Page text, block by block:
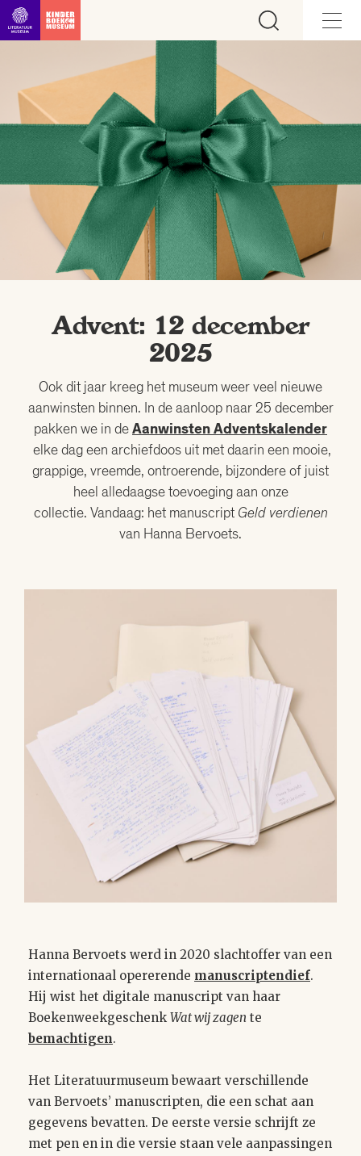
Ga direct naar inhoud
Advent: 12 december
2025
Ook dit jaar kreeg het museum weer veel nieuwe
aanwinsten binnen. In de aanloop naar 25 december
pakken we in deAanwinsten Adventskalender
elke dag een archiefdoos uit met daarin een mooie,
grappige, vreemde, ontroerende, bijzondere of juist
heel alledaagse toevoeging aan onze
collectie. Vandaag: het manuscript Geld verdienen
van Hanna Bervoets.
Hanna Bervoets werd in 2020 slachtoffer van een
internationaal opererende manuscriptendief.
Hij wist het digitale manuscript van haar
Boekenweekgeschenk Wat wij zagen te
bemachtigen.
Het Literatuurmuseum bewaart verschillende
van Bervoets’ manuscripten, die een schat aan
gegevens bevatten. De eerste versie schrijft ze
met pen en in die versie staan vele aanpassingen